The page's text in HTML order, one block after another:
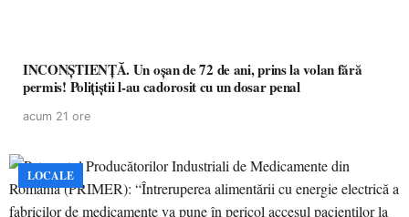
INCONȘTIENȚĂ. Un oșan de 72 de ani, prins la volan fără
permis! Polițiștii l-au cadorosit cu un dosar penal
acum 21 ore
LOCALE